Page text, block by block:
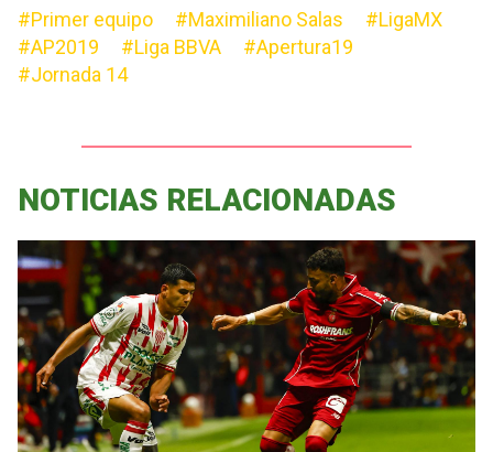
#Primer equipo #Maximiliano Salas
#LigaMX
#AP2019
#Liga BBVA
#Apertura19
#Jornada 14
NOTICIAS RELACIONADAS